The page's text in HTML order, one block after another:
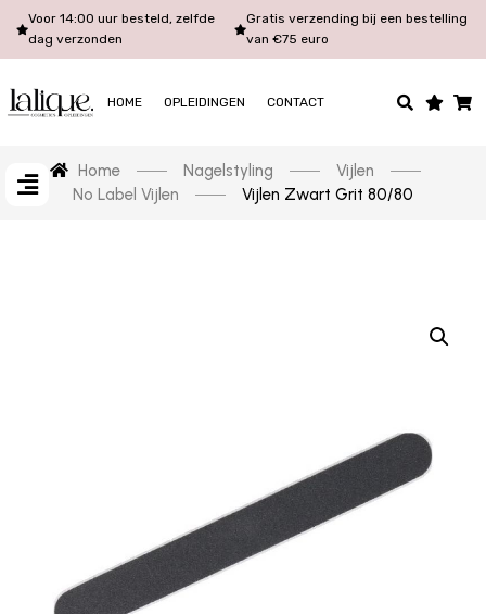
Voor 14:00 uur besteld, zelfde
dag verzonden
Gratis verzending bij een bestelling
van €75 euro
HOME OPLEIDINGEN CONTACT
Home Nagelstyling
Vijlen
No Label Vijlen
Vijlen Zwart Grit 80/80